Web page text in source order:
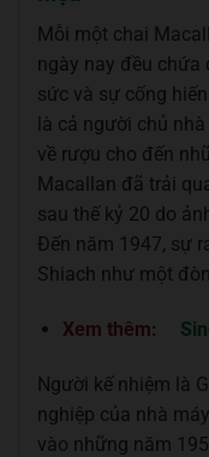
Mỗi một chai
ngày nay đều chứa
sức và sự cống
là cả người chủ
về rượu cho đến
Macallan đã trải
sau thế kỷ 20 do
Đến năm 1947, sự
Shiach như một
Xem thêm:
Người kế nhiệm là
nghiệp của nhà
vào những năm